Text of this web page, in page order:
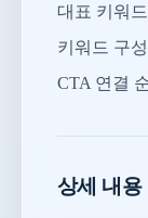
대표 키워
키워드 구
CTA 연결
상세 내용